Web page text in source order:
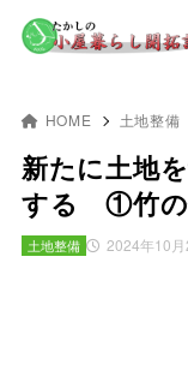
HOME 土地整備
新たに土地
する ①竹の
2024年10月
土地整備